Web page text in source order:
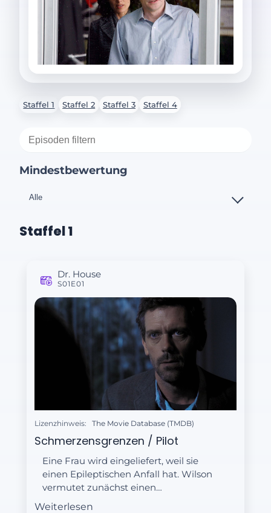
Staffel 1 Staffel 2 Staffel 3 Staffel 4
Mindestbewertung
Staffel 1
Dr. House
S01E01
Lizenzhinweis: The Movie Database (TMDB)
Schmerzensgrenzen / Pilot
Eine Frau wird eingeliefert, weil sie
einen Epileptischen Anfall hat. Wilson
vermutet zunächst einen
Gehirntumor, doch weil er ihn nicht
Weiterlesen